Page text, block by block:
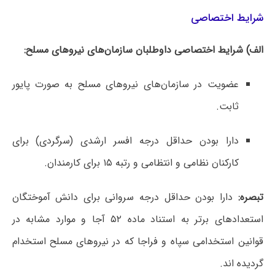
شرایط اختصاصی
الف) شرایط اختصاصی داوطلبان سازمان‌های نیروهای مسلح:
عضویت در سازمان‌های نیروهای مسلح به صورت پایور
ثابت.
دارا بودن حداقل درجه افسر ارشدی (سرگردی) برای
کارکنان نظامی و انتظامی و رتبه ۱۵ برای کارمندان.
تبصره: دارا بودن حداقل درجه سروانی برای دانش آموختگان
استعدادهای برتر به استناد ماده ۵۲ آجا و موارد مشابه در
قوانین استخدامی سپاه و فراجا که در نیروهای مسلح استخدام
گردیده اند.